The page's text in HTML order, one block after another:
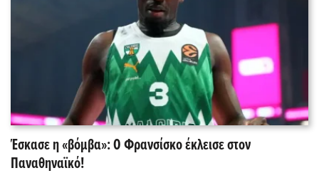
Έσκασε η «βόμβα»: Ο Φρανσίσκο έκλεισε στον
Παναθηναϊκό!